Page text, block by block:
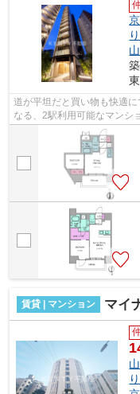
道が平坦だと買い物も快適
なる、2駅利用可能なマンシ
張りで保つことができます。
賃貸 | マンション マイナ